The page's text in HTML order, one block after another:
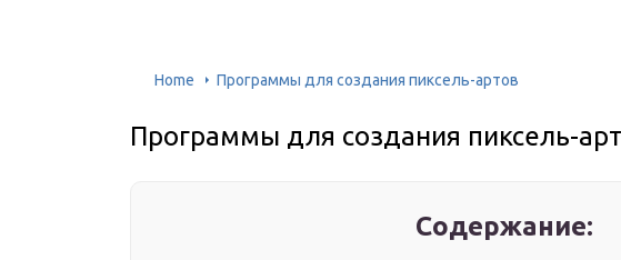
Home Программы для создания пиксель-артов
Программы для создания пиксель-
Содержание: